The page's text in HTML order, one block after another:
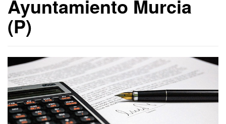
Ayuntamiento Murcia
(P)